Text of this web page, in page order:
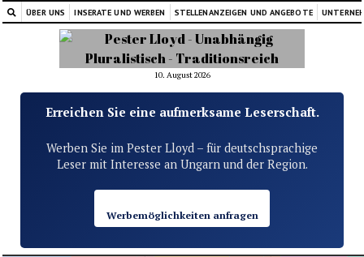
ÜBER UNS INSERATE UND WERBEN STELLENANZEIGEN UND ANGEBOTE
10. August 2026
Erreichen Sie eine aufmerksame Leserschaft.
Werben Sie im Pester Lloyd – für deutschsprachige
Leser mit Interesse an Ungarn und der Region.
Werbemöglichkeiten anfragen